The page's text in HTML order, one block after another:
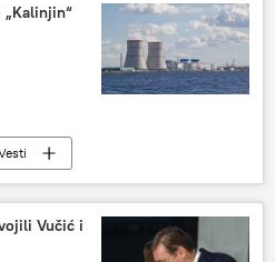
Vučić i